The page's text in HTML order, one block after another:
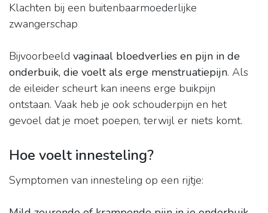
Klachten bij een buitenbaarmoederlijke
zwangerschap
Bijvoorbeeld vaginaal bloedverlies en pijn in de
onderbuik, die voelt als erge menstruatiepijn. Als
de eileider scheurt kan ineens erge buikpijn
ontstaan. Vaak heb je ook schouderpijn en het
gevoel dat je moet poepen, terwijl er niets komt.
Hoe voelt innesteling?
Symptomen van innesteling op een rijtje: